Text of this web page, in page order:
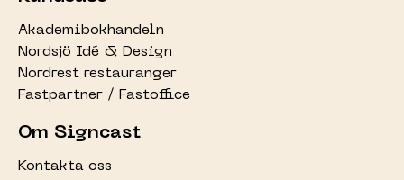
Akademibokhandeln
Nordsjö Idé & Design
Nordrest restauranger
Fastpartner / Fastoffice
Om Signcast
Kontakta oss